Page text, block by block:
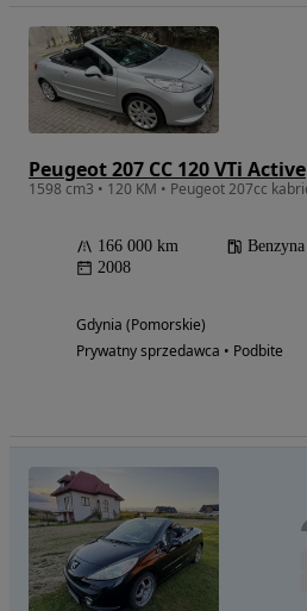
Peugeot 207 CC 120 VTi Active
166 000 km Benzyna
2008
Gdynia (Pomorskie)
Prywatny sprzedawca • Podbite